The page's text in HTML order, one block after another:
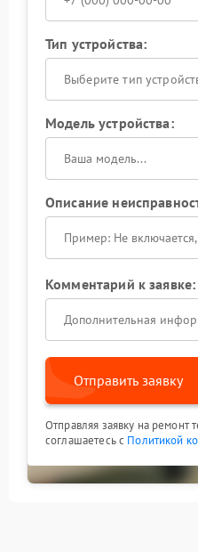
Тип устройства:
Выберите тип
Модель устройства:
Описание
Комментарий к заявке:
Отправить заявку
Отправляя заявку на ремонт
соглашаетесь с Политикой